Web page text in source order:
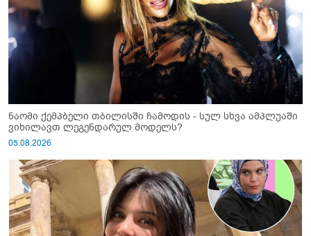
ნაომი ქემპბელი თბილისში ჩამოდის - სულ სხვა ამპლუაში
ვიხილავთ ლეგენდარულ მოდელს?
05.08.2026